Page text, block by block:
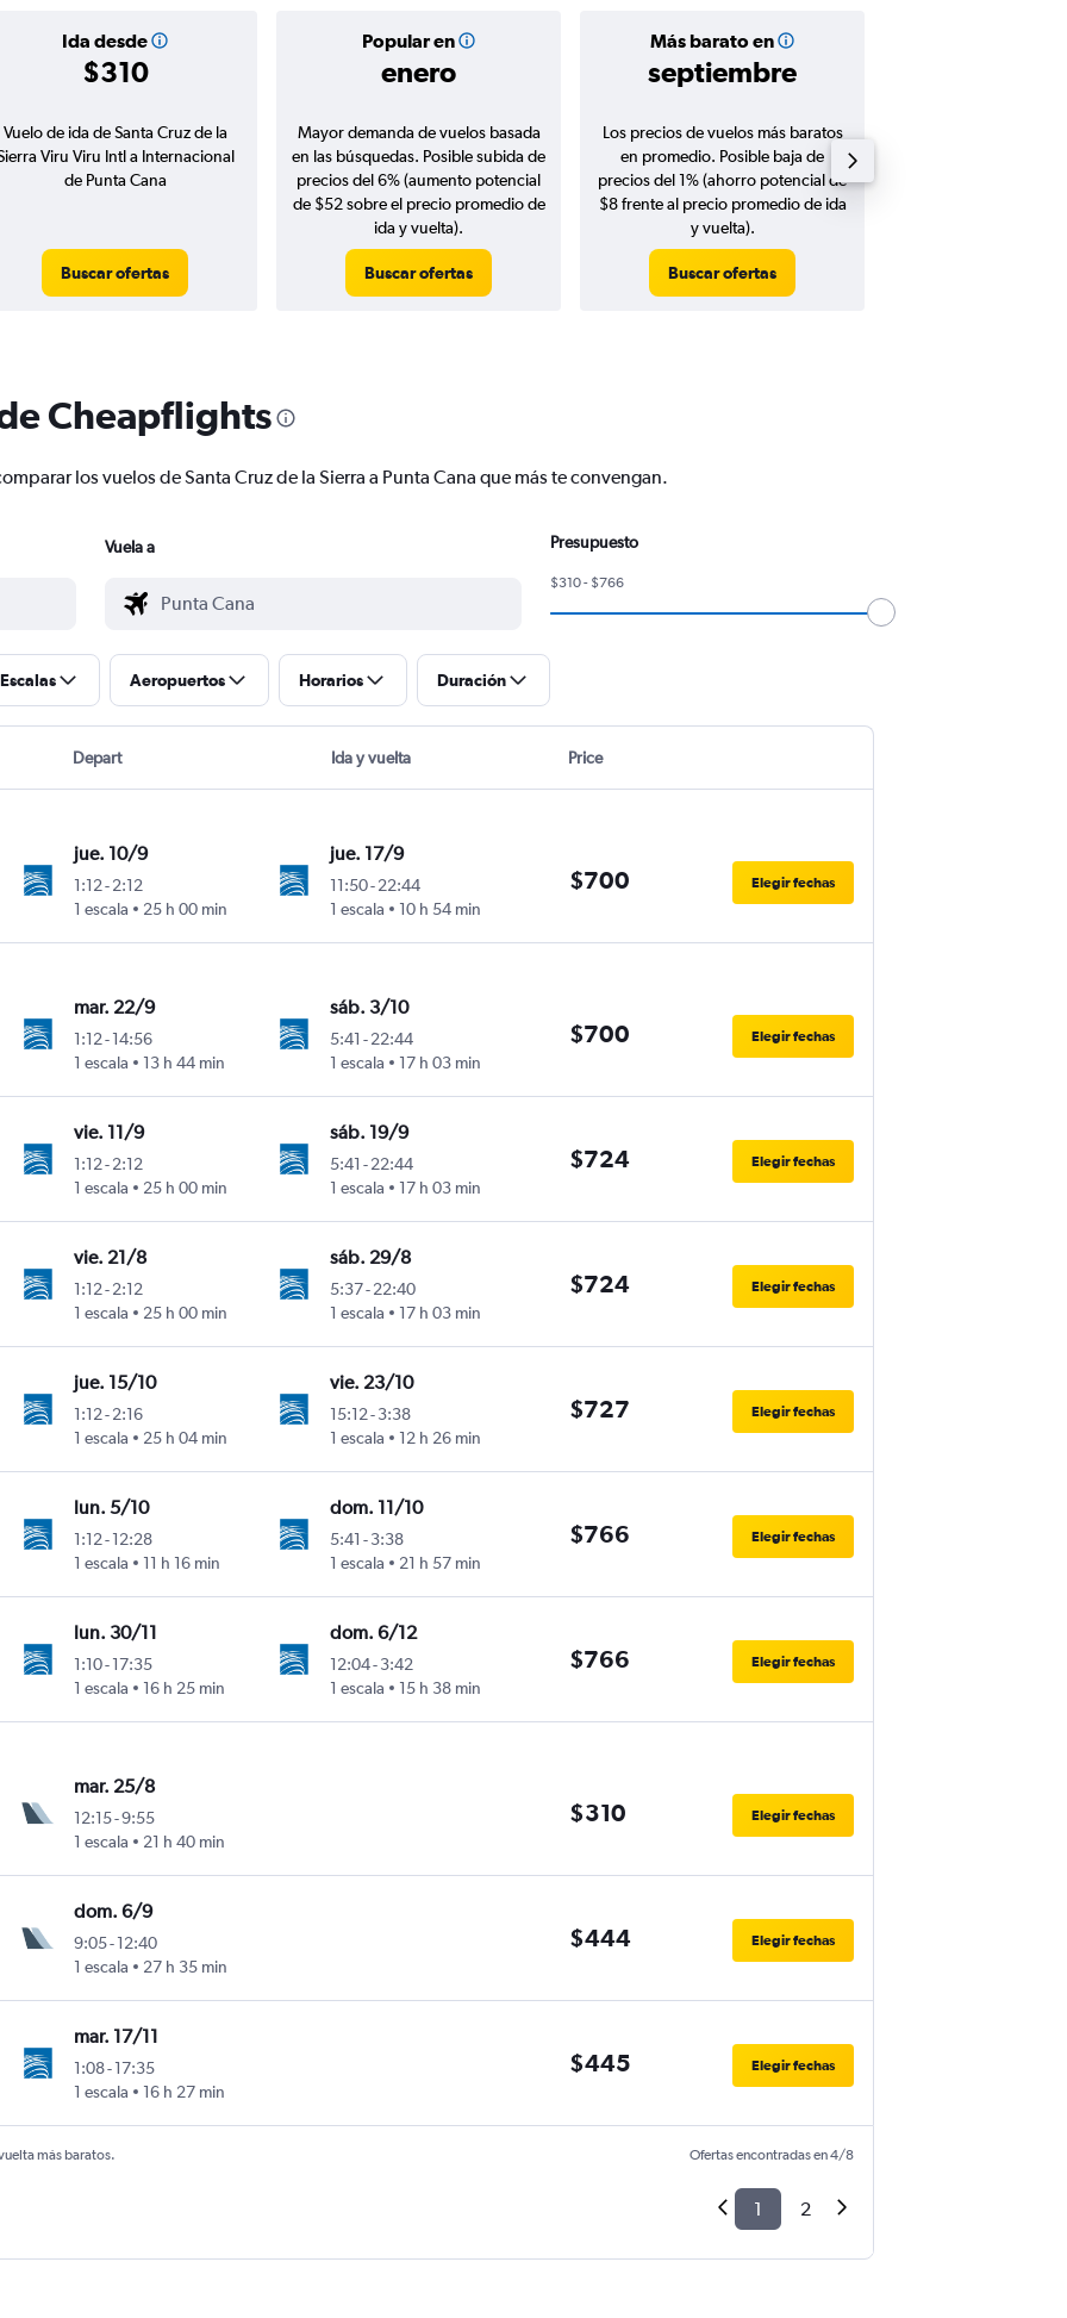
Ida desde
$310
Popular en
enero
Más barato en
septiembre
Vuelo de ida de Santa Cruz de la
Viru Viru Intl a Internacional
de Punta Cana
Buscar ofertas
Mayor demanda de vuelos basada
en las búsquedas. Posible subida de
precios del 6% (aumento potencial
de $52 sobre el precio promedio de
ida y vuelta).
Buscar ofertas
Los precios de vuelos más baratos
en promedio. Posible baja de
precios del 1% (ahorro potencial de
$8 frente al precio promedio de ida
y vuelta).
Buscar ofertas
Cheapflights
los vuelos de Santa Cruz de la Sierra a Punta Cana que más te convengan.
Vuela a Presupuesto
$310 - $766
Escalas Aeropuertos Horarios Duración
Depart Ida y vuelta Price
jue. 10/9
1:12-2:12
1 escala
25 h 00 min
jue. 17/9
11:50-22:44
1 escala
10 h 54 min
$700 Elegir fechas
mar. 22/9
1:12-14:56
1 escala
13 h 44 min
sáb. 3/10
5:41 -22:44
1 escala
17 h 03 min
$700 Elegir fechas
vie. 11/9
1:12-2:12
1 escala
25 h 00 min
sáb. 19/9
5:41 -22:44
1 escala
17 h 03 min
$724 Elegir fechas
vie. 21/8
1:12-2:12
1 escala
25 h 00 min
sáb. 29/8
5:37-22:40
1 escala
17 h 03 min
$724 Elegir fechas
jue. 15/10
1:12-2:16
1 escala
25 h 04 min
vie. 23/10
15:12-3:38
1 escala
12 h 26 min
$727 Elegir fechas
lun. 5/10
1:12-12:28
1 escala
11 h 16 min
dom. 11/10
5:41 -3:38
1 escala
21 h 57 min
$766 Elegir fechas
lun. 30/11
1:10-17:35
1 escala
16 h 25 min
dom. 6/12
12:04-3:42
1 escala
15 h 38 min
$766 Elegir fechas
mar. 25/8
12:15-9:55
1 escala
21 h 40 min
$310 Elegir fechas
dom. 6/9
9:05-12:40
1 escala
27 h 35 min
$444 Elegir fechas
mar. 17/11
1:08-17:35
1 escala
16 h 27 min
$445 Elegir fechas
más baratos. Ofertas encontradas en 4/8
1 2